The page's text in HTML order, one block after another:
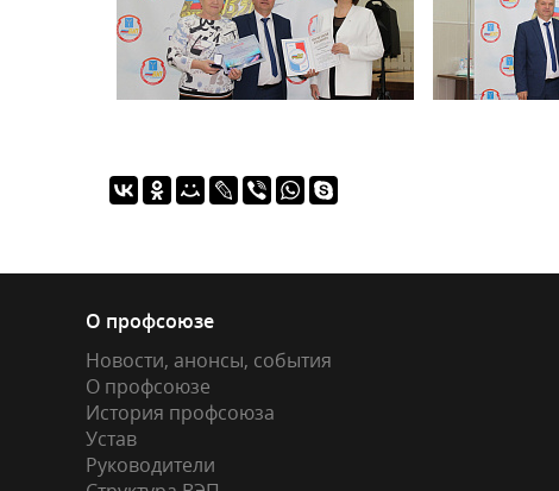
О профсоюзе
Новости, анонсы, события
О профсоюзе
История профсоюза
Устав
Руководители